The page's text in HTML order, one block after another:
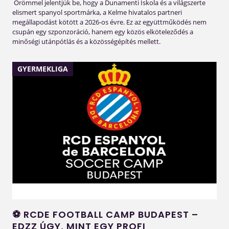
AKADÉMIA
6-4 BVSC
III.KER TVE 6-0 SBTC
IKARUS BSE 2-6
DIÓSGYŐRI VTK
GÖDÖLLŐI SPORT KLUB
MTK BUDAPEST 10-1
Örömmel jelentjük be, hogy a Dunamenti Iskola és a világszerte
elismert spanyol sportmárka, a Kelme hivatalos partneri
megállapodást kötött a 2026-os évre. Ez az együttműködés nem
csupán egy szponzoráció, hanem egy közös elköteleződés a
minőségi utánpótlás és a közösségépítés mellett.
GYERMEKLIGA
⚽ RCDE FOOTBALL CAMP BUDAPEST –
EDZZ ÚGY, MINT EGY PROFI